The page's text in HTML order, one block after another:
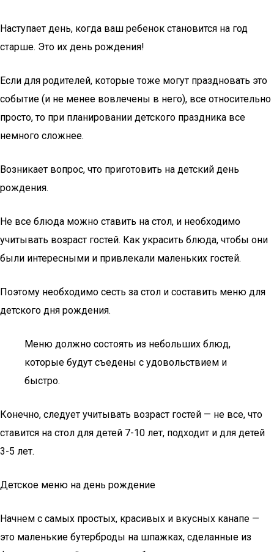
Наступает день, когда ваш ребенок становится на год
старше. Это их день рождения!
Если для родителей, которые тоже могут праздновать это
событие (и не менее вовлечены в него), все относительно
просто, то при планировании детского праздника все
немного сложнее.
Возникает вопрос, что приготовить на детский день
рождения.
Не все блюда можно ставить на стол, и необходимо
учитывать возраст гостей. Как украсить блюда, чтобы они
были интересными и привлекали маленьких гостей.
Поэтому необходимо сесть за стол и составить меню для
детского дня рождения.
Меню должно состоять из небольших блюд,
которые будут съедены с удовольствием и
быстро.
Конечно, следует учитывать возраст гостей — не все, что
ставится на стол для детей 7-10 лет, подходит и для детей
3-5 лет.
Детское меню на день рождение
Начнем с самых простых, красивых и вкусных канапе —
это маленькие бутерброды на шпажках, сделанные из